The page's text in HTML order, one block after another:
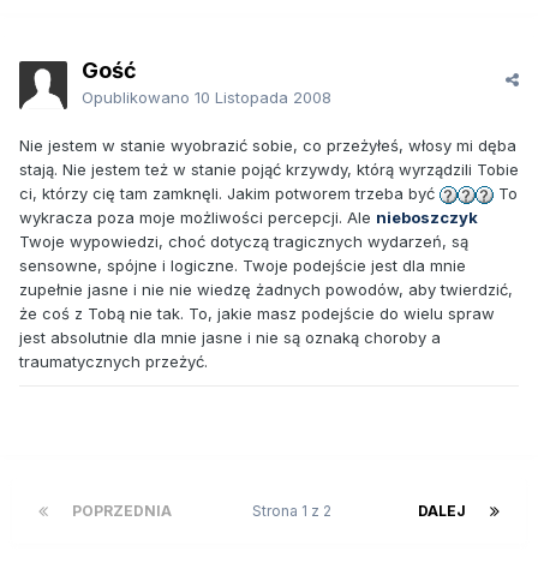
Gość
Opublikowano 10 Listopada 2008
Nie jestem w stanie wyobrazić sobie, co przeżyłeś, włosy mi dęba
stają. Nie jestem też w stanie pojąć krzywdy, którą wyrządzili Tobie
ci, którzy cię tam zamknęli. Jakim potworem trzeba być
To
wykracza poza moje możliwości percepcji. Ale nieboszczyk
Twoje wypowiedzi, choć dotyczą tragicznych wydarzeń, są
sensowne, spójne i logiczne. Twoje podejście jest dla mnie
zupełnie jasne i nie nie wiedzę żadnych powodów, aby twierdzić,
że coś z Tobą nie tak. To, jakie masz podejście do wielu spraw
jest absolutnie dla mnie jasne i nie są oznaką choroby a
traumatycznych przeżyć.
POPRZEDNIA DALEJ
Strona 1 z 2